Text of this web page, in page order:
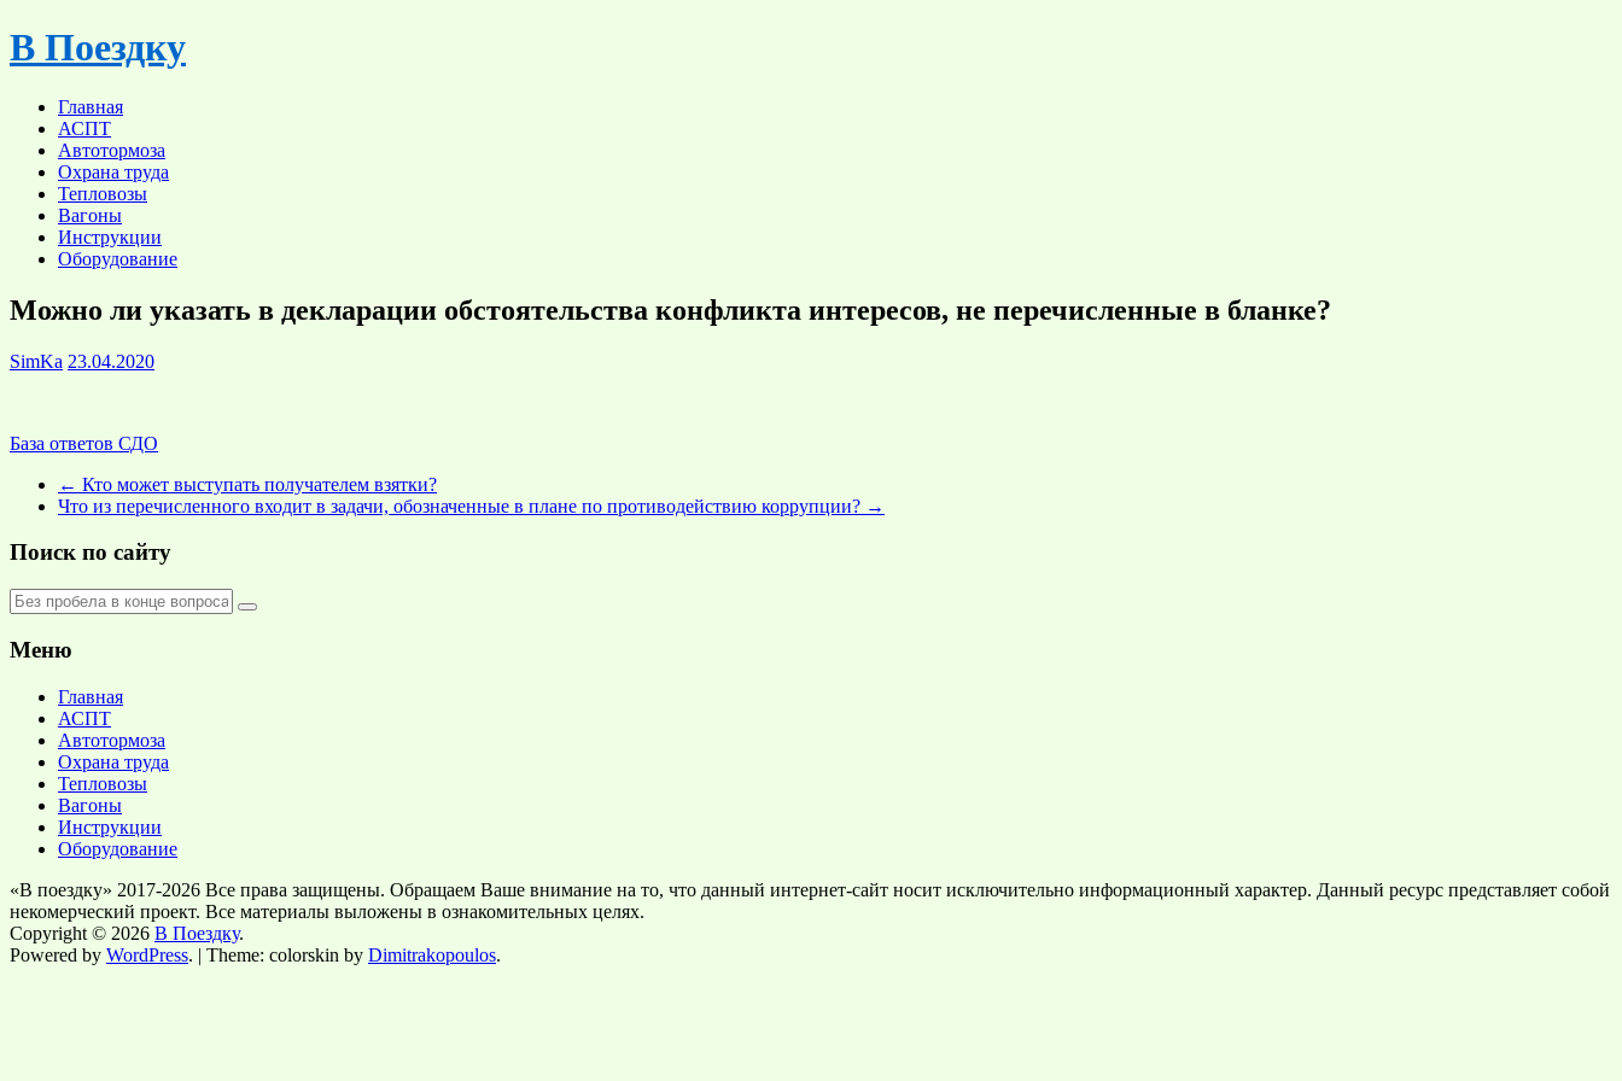
Skip
to
В Поездку
Главная
АСПТ
Автотормоза
Охрана труда
Тепловозы
Вагоны
Инструкции
Оборудование
Можно ли указать в декларации обстоятельства конфликта интересов, не перечисленные в бланке?
SimKa 23.04.2020
База ответов СДО
← Кто может выступать получателем взятки?
Что из перечисленного входит в задачи, обозначенные в плане по противодействию коррупции? →
Поиск по сайту
Меню
Главная
АСПТ
Автотормоза
Охрана труда
Тепловозы
Вагоны
Инструкции
Оборудование
«В поездку» 2017-2026 Все права защищены. Обращаем Ваше внимание на то, что данный интернет-сайт носит исключительно информационный характер. Данный ресурс представляет собой
некомерческий проект. Все материалы выложены в ознакомительных целях.
Copyright © 2026 В Поездку.
Powered by WordPress. | Theme: colorskin by Dimitrakopoulos.